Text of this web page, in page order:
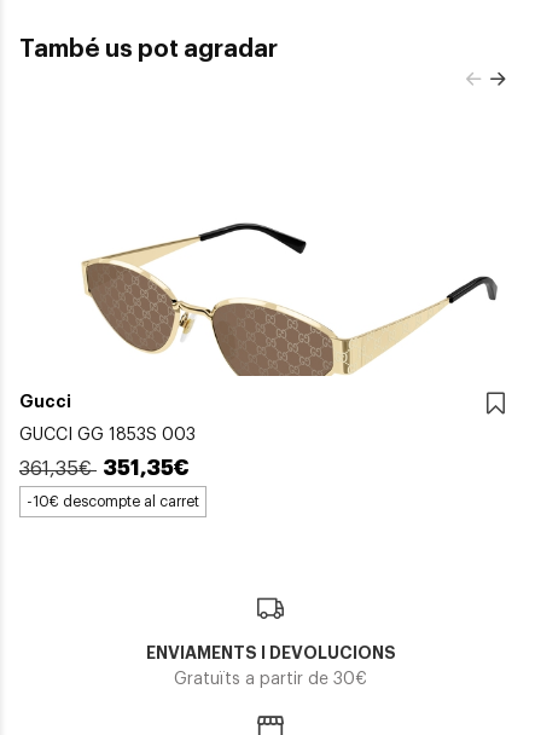
També us pot agradar
Gucci
GUCCI GG 1853S 003
361,35€ 351,35€
-10€ descompte al carret
ENVIAMENTS I DEVOLUCIONS
Gratuïts a partir de 30€